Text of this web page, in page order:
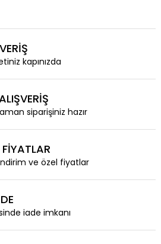
kapınızda
siparişiniz hazır
ve özel fiyatlar
iade imkanı